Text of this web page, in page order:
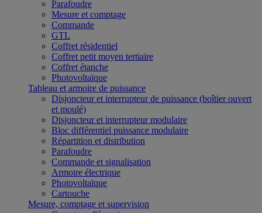
Parafoudre
Mesure et comptage
Commande
GTL
Coffret résidentiel
Coffret petit moyen tertiaire
Coffret étanche
Photovoltaïque
Tableau et armoire de puissance
Disjoncteur et interrupteur de puissance (boîtier ouvert
et moulé)
Disjoncteur et interrupteur modulaire
Bloc différentiel puissance modulaire
Répartition et distribution
Parafoudre
Commande et signalisation
Armoire électrique
Photovoltaïque
Cartouche
Mesure, comptage et supervision